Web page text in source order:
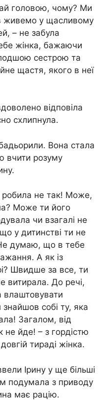
головою, чому? Ми
живемо у щасливому
– не забула
жінка, бажаючи
​​сестрою та
щастя, якого в неї
відповіла
схлипнула.
Вона стала
вчити розуму
не так! Може,
Може ти його
чи взагалі не
у дитинстві ти не
думаю, що в тебе
А як із
Швидше за все, ти
витирала. До речі,
знайшов собі ту, яка
Загалом, від
не йде! – з гордістю
тираді жінка.
Ірину у ще більші
подумала з приводу
має рацію.